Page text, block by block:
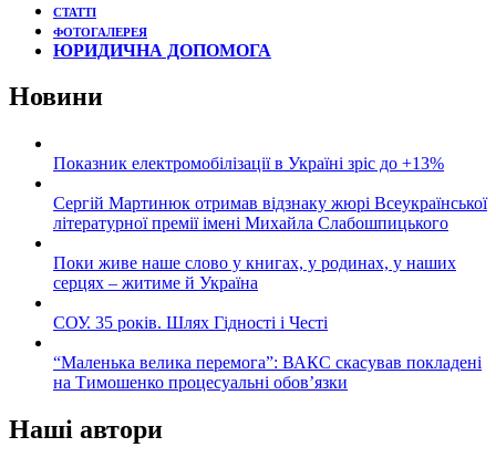
СТАТТІ
ФОТОГАЛЕРЕЯ
ЮРИДИЧНА ДОПОМОГА
Новини
Показник електромобілізації в Україні зріс до +13%
Сергій Мартинюк отримав відзнаку жюрі Всеукраїнської
літературної премії імені Михайла Слабошпицького
Поки живе наше слово у книгах, у родинах, у наших
серцях – житиме й Україна
СОУ. 35 років. Шлях Гідності і Честі
“Маленька велика перемога”: ВАКС скасував покладені
на Тимошенко процесуальні обов’язки
Наші автори